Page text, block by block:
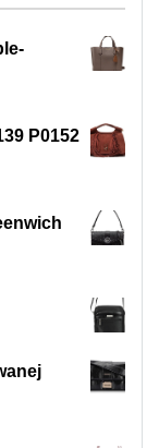
P0152